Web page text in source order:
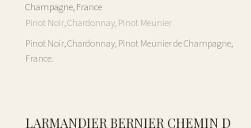
Champagne,France
Pinot Noir, Chardonnay, Pinot Meunier
Pinot Noir, Chardonnay, Pinot Meunier de Champagne,
France.
LARMANDIER BERNIER CHEMIN D